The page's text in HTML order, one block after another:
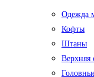
Одежда
Кофты
Штаны
Верхняя